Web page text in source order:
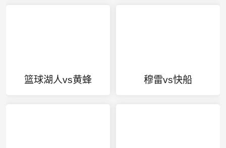
篮球湖人vs黄蜂 穆雷vs快船